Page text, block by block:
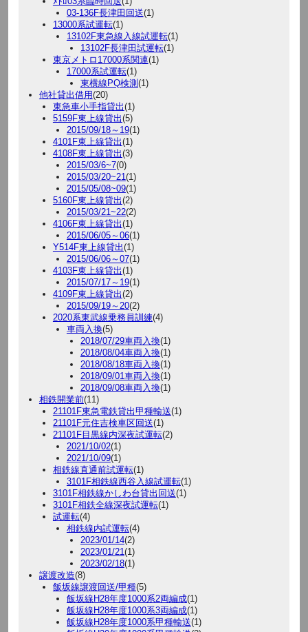
03-136F長津田回送(1)
13000系試運転(1)
13102F東急線入線試運転(1)
13102F長津田試運転(1)
東京メトロ17000系関連(1)
17000系試運転(1)
東横線PQ検測 (1)
他社貸出借用(20)
東急車小手指貸出(1)
5159F東上線貸出(5)
2015/09/18～19(1)
4101F東上線貸出(1)
4108F東上線貸出(3)
2015/03/6~7(0)
2015/03/20~21(1)
2015/05/08~09(1)
5160F東上線貸出(2)
2015/03/21~22(2)
4106F東上線貸出(1)
2015/06/05～06(1)
Y514F東上線貸出(1)
2015/06/06～07(1)
4103F東上線貸出(1)
2015/07/17～19(1)
4109F東上線貸出(2)
2015/09/19～20(2)
2020系東武線乗務員訓練(4)
車両入換(5)
2018/07/29車両入換(1)
2018/08/04車両入換(1)
2018/08/18車両入換(1)
2018/09/01車両入換(1)
2018/09/08車両入換(1)
相鉄開業前(11)
21101F東急電鉄貸出甲種輸送(1)
21101F元住吉検車区回送(1)
21101F目黒線内深夜試運転(2)
2021/10/02(1)
2021/10/09(1)
相鉄線直通前試運転(1)
3101F相鉄線西谷入線試運転(1)
3101F相鉄線かしわ台貸出回送(1)
3101F相鉄全線深夜試運転(1)
試運転(4)
相鉄線内試運転(4)
2023/01/14(2)
2023/01/21(1)
2023/02/18(1)
譲渡改造(8)
飯坂線譲渡回送/甲種(5)
飯坂線H28年度1000系2両編成(1)
飯坂線H28年度1000系3両編成(1)
飯坂線H28年度1000系甲種輸送(1)